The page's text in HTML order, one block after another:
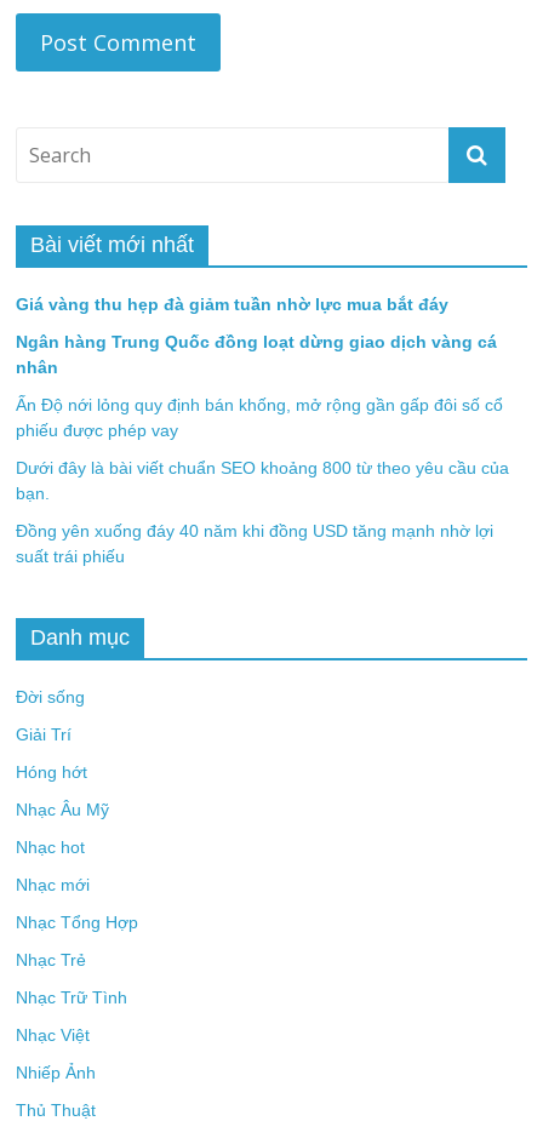
Bài viết mới nhất
Giá vàng thu hẹp đà giảm tuần nhờ lực mua bắt đáy
Ngân hàng Trung Quốc đồng loạt dừng giao dịch vàng cá
nhân
Ấn Độ nới lỏng quy định bán khống, mở rộng gần gấp đôi số cổ
phiếu được phép vay
Dưới đây là bài viết chuẩn SEO khoảng 800 từ theo yêu cầu của
bạn.
Đồng yên xuống đáy 40 năm khi đồng USD tăng mạnh nhờ lợi
suất trái phiếu
Danh mục
Đời sống
Giải Trí
Hóng hớt
Nhạc Âu Mỹ
Nhạc hot
Nhạc mới
Nhạc Tổng Hợp
Nhạc Trẻ
Nhạc Trữ Tình
Nhạc Việt
Nhiếp Ảnh
Thủ Thuật